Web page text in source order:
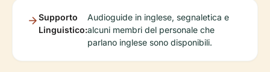
Supporto
Linguistico:
Audioguide in inglese, segnaletica e
alcuni membri del personale che
parlano inglese sono disponibili.